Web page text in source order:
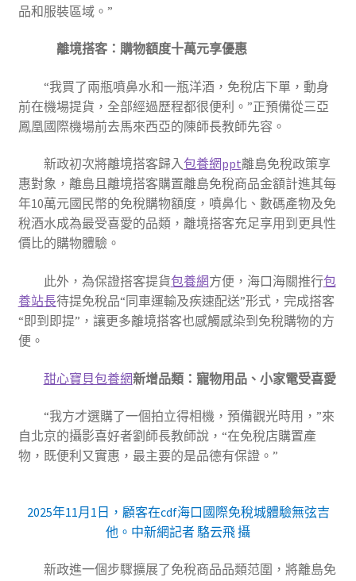
品和服裝區域。”
離境搭客：購物額度十萬元享優惠
“我買了兩瓶噴鼻水和一瓶洋酒，免稅店下單，動身
前在機場提貨，全部經過歷程都很便利。”正預備從三亞
鳳凰國際機場前去馬來西亞的陳師長教師先容。
新政初次將離境搭客歸入包養網ppt離島免稅政策享
惠對象，離島且離境搭客購置離島免稅商品金額計進其每
年10萬元國民幣的免稅購物額度，噴鼻化、數碼產物及免
稅酒水成為最受喜愛的品類，離境搭客充足享用到更具性
價比的購物體驗。
此外，為保證搭客提貨包養網方便，海口海關推行包
養站長待提免稅品“同車運輸及疾速配送”形式，完成搭客
“即到即提”，讓更多離境搭客也感觸感染到免稅購物的方
便。
甜心寶貝包養網新增品類：寵物用品、小家電受喜愛
“我方才選購了一個拍立得相機，預備觀光時用，”來
自北京的攝影喜好者劉師長教師說，“在免稅店購置產
物，既便利又實惠，最主要的是品德有保證。”
2025年11月1日，顧客在cdf海口國際免稅城體驗無弦吉
他。中新網記者 駱云飛 攝
新政進一個步驟擴展了免稅商品品類范圍，將離島免